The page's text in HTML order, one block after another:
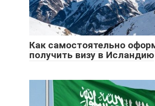
Как самостоятельно
получить визу в Исландию